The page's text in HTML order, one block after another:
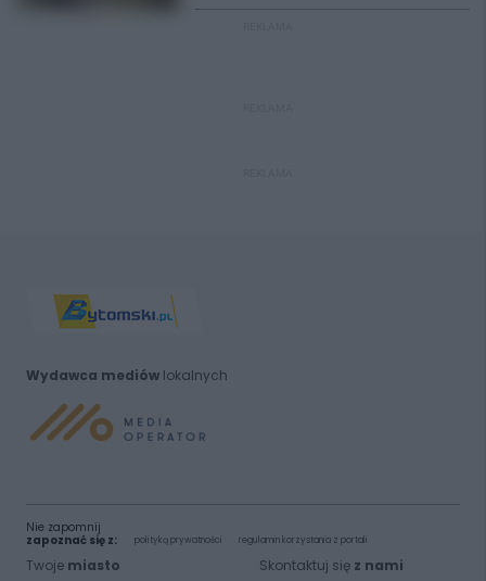
Wydawca mediówlokalnych
Nie zapomnij
zapoznać się z:
polityką prywatności regulamin korzystania z portali
Twoje miasto Skontaktuj się z nami